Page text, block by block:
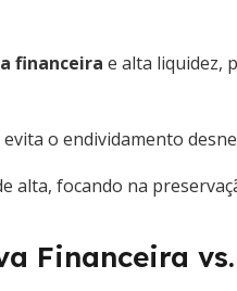
financeira e alta liquidez,
o endividamento
alta, focando na
Financeira